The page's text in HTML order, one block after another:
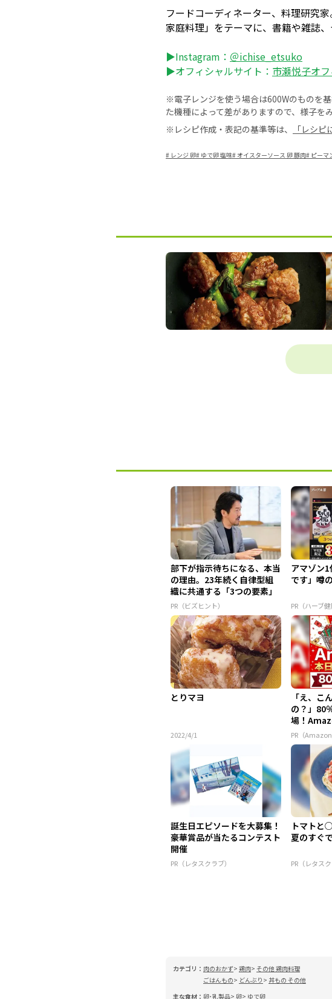
フードコーディネーター、料理研究
家庭料理」をテーマに、書籍や雑誌
▶Instagram： ＠ichise_etsuko
▶オフィシャルサイト： 市瀬悦子オ
※電子レンジを使う場合は600Wのものを
た機種によって差がありますので、様子を
※レシピ作成・表記の基準等は、
「レシピ
# レンジ 卵# ゆで卵 塩味#オイスターソース 卵 豚肉# ピーマ
部下が指示待ちになる、本当
の理由。23年続く自律型組
織に共通する「3つの要素」
PR（ビズヒント）
アマゾン
です」噂
PR（ハーブ健
とりマヨ
2022/4/1
「え、こ
の？」80
場！
PR（Amazon
誕生日エピソードを大募集！
豪華賞品が当たるコンテスト
開催
PR（レタスクラブ）
トマトと
夏のすぐ
PR（レタスク
カテゴリ： 肉のおかず 鶏肉 その他 鶏肉料理
ごはんもの
どんぶり
丼もの その他
主な食材： 卵･乳製品 卵 ゆで卵